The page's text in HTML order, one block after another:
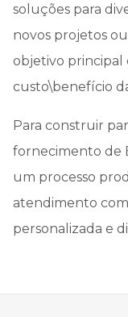
soluções para
novos projetos
objetivo principal
custo\benefício
Para construir
fornecimento de
um processo
atendimento
personalizada e